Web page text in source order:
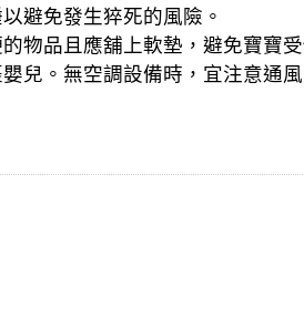
避免發生猝死的風險。
物品且應舖上軟墊，避免寶寶受
兒。無空調設備時，宜注意通風